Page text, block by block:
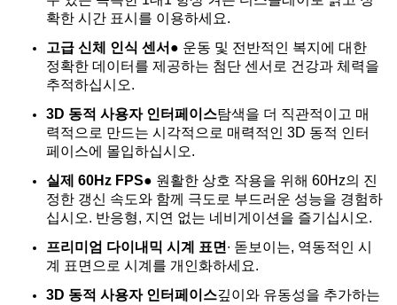
확한 시간 표시를 이용하세요.
고급 신체 인식 센서 ● 운동 및 전반적인 복지에 대한
정확한 데이터를 제공하는 첨단 센서로 건강과 체력을
추적하십시오.
3D 동적 사용자 인터페이스탐색을 더 직관적이고 매
력적으로 만드는 시각적으로 매력적인 3D 동적 인터
페이스에 몰입하십시오.
실제 60Hz FPS● 원활한 상호 작용을 위해 60Hz의 진
정한 갱신 속도와 함께 극도로 부드러운 성능을 경험하
십시오. 반응형, 지연 없는 네비게이션을 즐기십시오.
프리미엄 다이내믹 시계 표면 ∙ 돋보이는, 역동적인 시
계 표면으로 시계를 개인화하세요.
3D 동적 사용자 인터페이스깊이와 유동성을 추가하는